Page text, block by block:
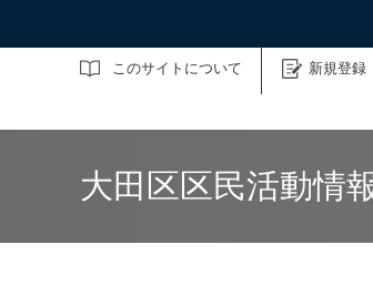
このサイトについて 新規登録
サイト内検索
大田区区民活動情